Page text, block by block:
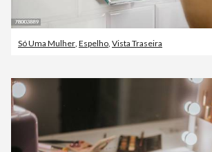
Só Uma Mulher Espelho Vista Traseira